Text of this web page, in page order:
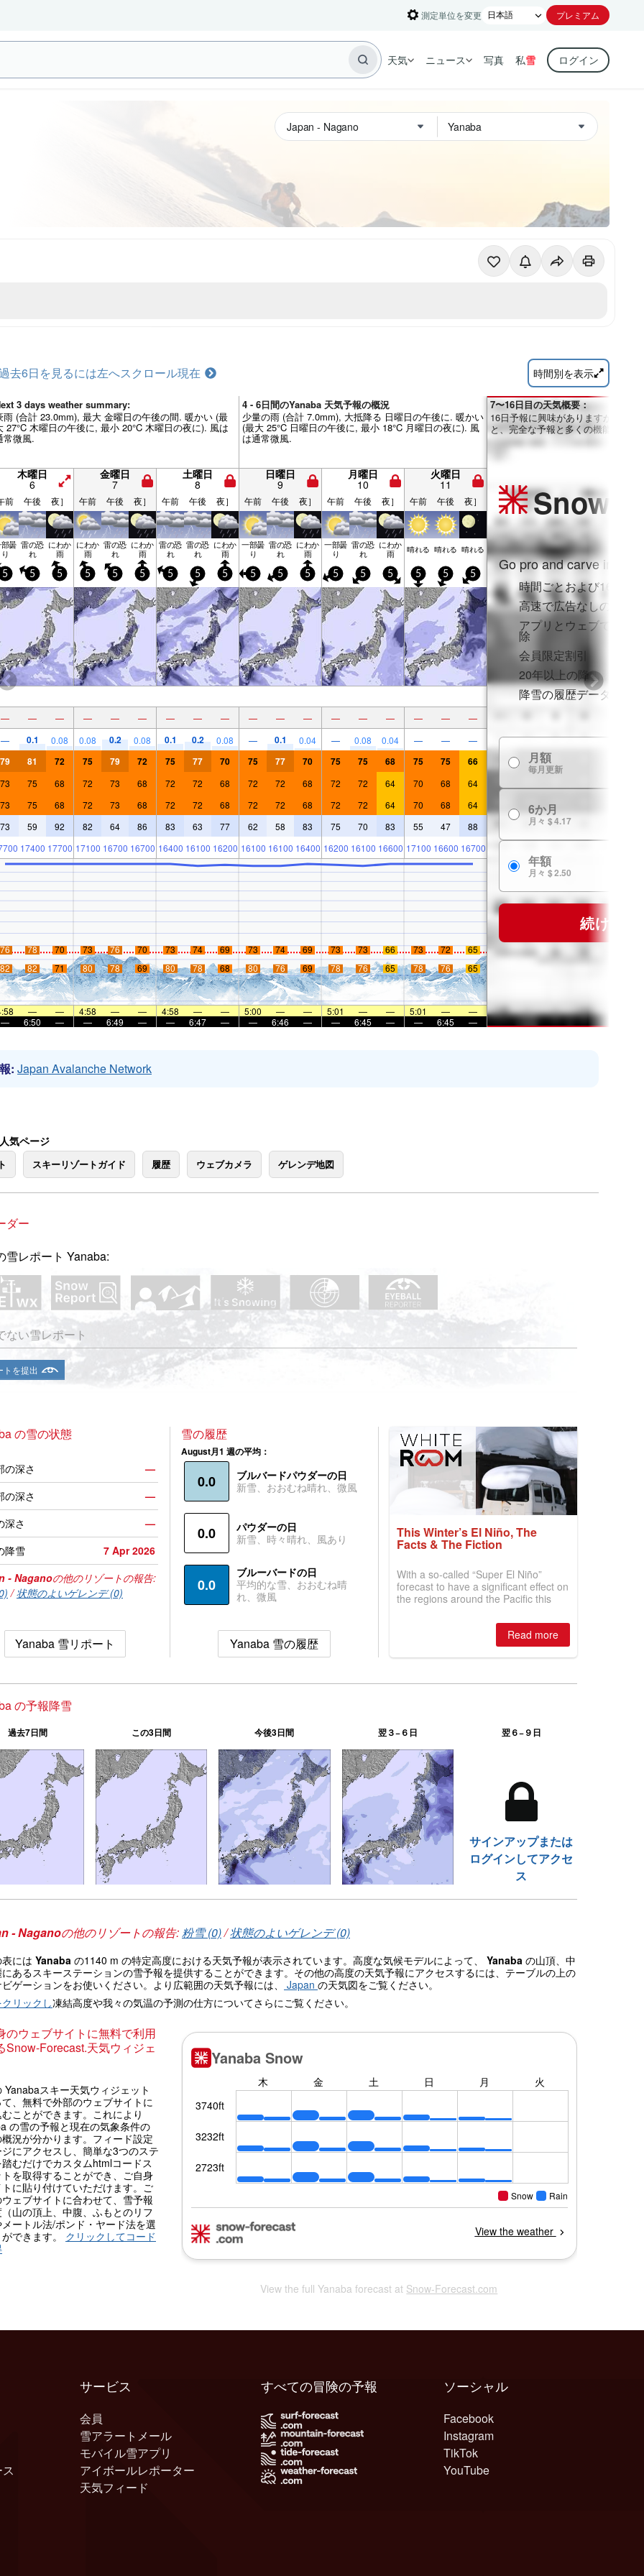
測定単位を変更 プレミアム
天気 ニュース 写真 私雪 ログイン
去6日を見るには左へスクロール現在 時間別を表示
3 days weather summary:
雨 (合計 23.0mm), 最大 金曜日の午後の間. 暖かい (最
27°C 木曜日の午後に, 最小 20°C 木曜日の夜に). 風は
常微風.
4 - 6日間のYanaba 天気予報の概況
少量の雨 (合計 7.0mm), 大抵降る 日曜日の午後に. 暖かい
(最大 25°C 日曜日の午後に, 最小 18°C 月曜日の夜に). 風
は通常微風.
木曜日
6
金曜日
7
土曜日
8
日曜日
9
月曜日
10
火曜日
11
前 午後 夜］ 午前 午後 夜］ 午前 午後 夜］ 午前 午後 夜］ 午前 午後 夜］ 午前 午後 夜］
曇
り
雷の恐
れ
にわか
雨
にわか
雨
雷の恐
れ
にわか
雨
雷の恐
れ
雷の恐
れ
にわか
雨
一部曇
り
雷の恐
れ
にわか
雨
一部曇
り
雷の恐
れ
にわか
雨 晴れる 晴れる 晴れる
5 5 5 5 5 5 5 5 5 5 5 5 5 5 5 5 5 5
— — — — — — — — — — — — — — — — —
—
—
0.1 0.08 0.08 0.2 0.08 0.1 0.2 0.08 — 0.1 0.04 — 0.08 0.04 — — —
79 81 72 75 79 72 75 77 70 75 77 70 75 75 68 75 75 66
73 75 68 72 73 68 72 72 68 72 72 68 72 72 64 70 68
64
73
75 68 72 73 68 72 72 68 72 72 68 72 72 64 70 68
64
73
59 92 82 64 86 83 63 77 62 58 83 75 70 83 55 47
88
17400 17700 17100 16700 16700 16400 16100 16200 16100 16100 16400 16200 16100 16600 17100 16600 16700
76 78 70 73 76 70 73 74 69 73 74 69 73 73 66 73 72
65
82
82 71 80 78 69 80 78 68 80 76 69 78 76 65 78 76 65
— — 4:58 — — 4:58 — — 5:00 — — 5:01 — — 5:01 —
—
—
6:50 — — 6:49 — — 6:47 — — 6:46 — — 6:45 — — 6:45 —
7〜16日目の天気概要：
16日予報に興味がありますか？Pro
と、完全な予報と多くの機能を利用
Snow
Go pro and carve into:
時間ごとおよび16日間
高速で広告なしのブラ
アプリとウェブでフル
除
会員限定割引
20年以上の降雪履歴
降雪の履歴データ
月額
毎月更新
6か月
月々 $ 4.17
年額
月々 $ 2.50
続ける
: Japan Avalanche Network
気ページ
スキーリゾートガイド 履歴 ウェブカメラ ゲレンデ地図
ダー
雪レポート Yanaba:
ない雪レポート
トを提出
の雪の状態
の深さ
—
の深さ
—
深さ
—
降雪
7 Apr 2026
- Naganoの他のリゾートの報告:
/状態のよいゲレンデ (0)
Yanaba 雪リポート
雪の履歴
August月1 週の平均：
0.0
ブルバードパウダーの日
新雪、おおむね晴れ、微風
0.0
パウダーの日
新雪、時々晴れ、風あり
0.0
ブルーバードの日
平均的な雪、おおむね晴
れ、微風
Yanaba 雪の履歴
This Winter’s El Niño, The
Facts & The Fiction
With a so-called “Super El Niño”
forecast to have a significant effect on
the regions around the Pacific this
is simple: book now or wait, and
where are the best odds?Read more
の予報降雪
過去7日間 この3日間 今後3日間 翌３−６日 翌６−９日
サインアップまたは
ログインしてアクセ
ス
- Naganoの他のリゾートの報告:粉雪 (0)/状態のよいゲレンデ (0)
には Yanaba の1140 m の特定高度における天気予報が表示されています。高度な気候モデルによって、 Yanaba の山頂、中
あるスキーステーションの雪予報を提供することができます。その他の高度の天気予報にアクセスするには、テーブルの上の
ゲーションをお使いください。より広範囲の天気予報には、
Japan の天気図をご覧ください。
リックし凍結高度や我々の気温の予測の仕方についてさらにご覧ください。
のウェブサイトに無料で利用
Snow-Forecast.天気ウィジェ
Yanabaスキー天気ウィジェット
、無料で外部のウェブサイトに
ことができます。これにより
の雪の予報と現在の気象条件の
況が分かります。フィード設定
にアクセスし、簡単な3つのステ
むだけでカスタムhtmlコードス
を取得することができ、ご自身
に貼り付けていただけます。ご
ェブサイトに合わせて、雪予報
山の頂上、中腹、ふもとのリフ
ートル法/ポンド・ヤード法を選
できます。 クリックしてコード
View the full Yanaba forecast at Snow-Forecast.com
サービス
会員
雪アラートメール
モバイル雪アプリ
アイボールレポーター
天気フィード
ソーシャル
Facebook
Instagram
TikTok
YouTube
すべての冒険の予報